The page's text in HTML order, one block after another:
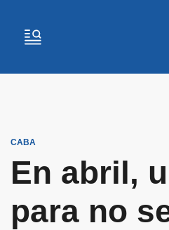
CABA
En abril,
para no